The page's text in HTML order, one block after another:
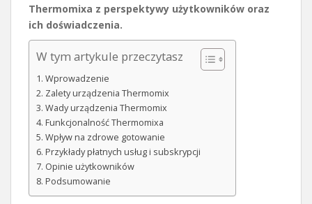
Thermomixa z perspektywy użytkowników oraz
ich doświadczenia.
W tym artykule przeczytasz
Wprowadzenie
Zalety urządzenia Thermomix
Wady urządzenia Thermomix
Funkcjonalność Thermomixa
Wpływ na zdrowe gotowanie
Przykłady płatnych usług i subskrypcji
Opinie użytkowników
Podsumowanie